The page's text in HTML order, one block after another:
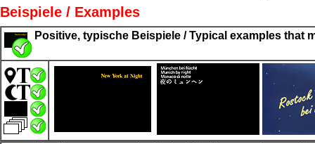
Beispiele / Examples
Positive, typische Beispiele / Typical examples that